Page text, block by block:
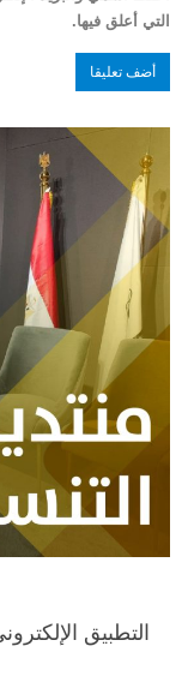
التي أعلق فيها.
التطبيق